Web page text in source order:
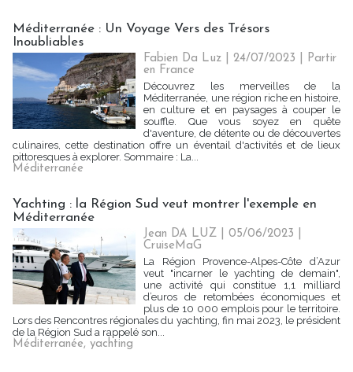
Méditerranée : Un Voyage Vers des Trésors
Inoubliables
Fabien Da Luz | 24/07/2023
Partir
en France
Découvrez les merveilles de la
Méditerranée, une région riche en histoire,
en culture et en paysages à couper le
souffle. Que vous soyez en quête
d'aventure, de détente ou de découvertes
culinaires, cette destination offre un éventail d'activités et de lieux
pittoresques à explorer. Sommaire : La...
Méditerranée
Yachting : la Région Sud veut montrer l'exemple en
Méditerranée
Jean DA LUZ | 05/06/2023
CruiseMaG
La Région Provence-Alpes-Côte d’Azur
veut "incarner le yachting de demain",
une activité qui constitue 1,1 milliard
d’euros de retombées économiques et
plus de 10 000 emplois pour le territoire.
Lors des Rencontres régionales du yachting, fin mai 2023, le président
de la Région Sud a rappelé son...
Méditerranée, yachting